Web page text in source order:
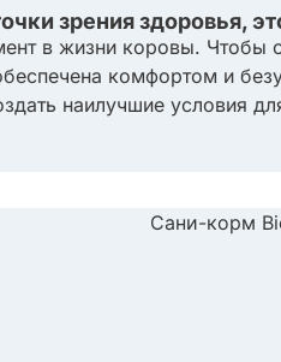
зрения здоровья,
в жизни коровы. Чтобы
комфортом и
наилучшие условия